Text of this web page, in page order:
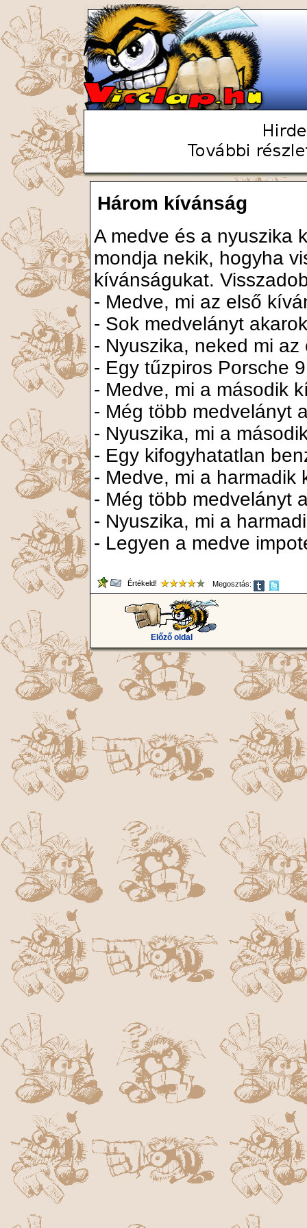
Három kívánság
A medve és a nyuszika
mondja nekik, hogyha
kívánságukat.
- Medve, mi az első
- Sok medvelányt
- Nyuszika, neked mi
- Egy tűzpiros Porsche
- Medve, mi a második
- Még több medvelányt
- Nyuszika, mi a
- Egy kifogyhatatlan
- Medve, mi a harmadik
- Még több medvelányt
- Nyuszika, mi a
- Legyen a medve
Értékeld! Megosztás:
Előző oldal